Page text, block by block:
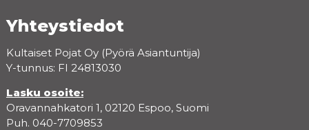
Yhteystiedot
Kultaiset Pojat Oy (Pyörä Asiantuntija)
Y-tunnus: FI 24813030
Lasku osoite:
Oravannahkatori 1, 02120 Espoo, Suomi
Puh. 040-7709853